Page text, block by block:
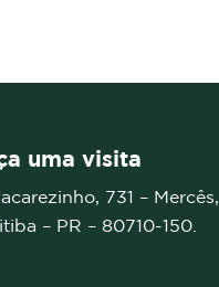
uma visita
731 – Mercês,
– PR – 80710-150.